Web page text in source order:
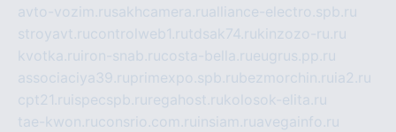
avto-vozim.rusakhcamera.rualliance-electro.spb.ru
stroyavt.rucontrolweb1.rutdsak74.rukinzozo-ru.ru
kvotka.ru iron-snab.rucosta-bella.rueugrus.pp.ru
associaciya39.ruprimexpo.spb.rubezmorchin.ru ia2.ru
cpt21.ru ispecspb.ru regahost.rukolosok-elita.ru
tae-kwon.ruconsrio.com.ru insiam.ruavegainfo.ru